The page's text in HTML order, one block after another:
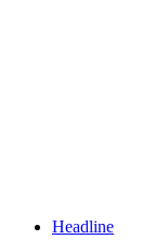
Headline